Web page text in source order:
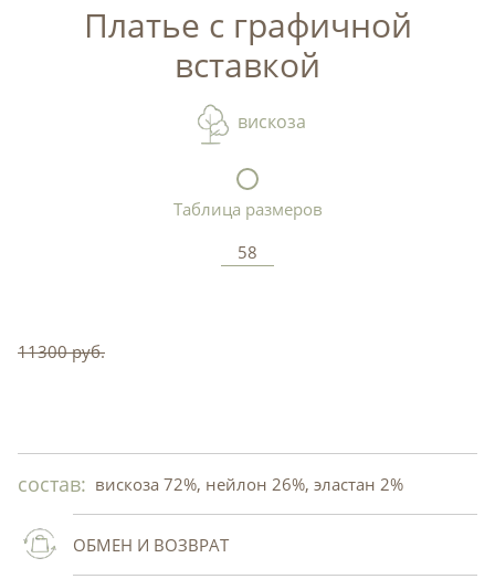
Платье с графичной
вставкой
вискоза
Таблица размеров
58
11300 руб.
состав: вискоза 72%, нейлон 26%, эластан 2%
ОБМЕН И ВОЗВРАТ